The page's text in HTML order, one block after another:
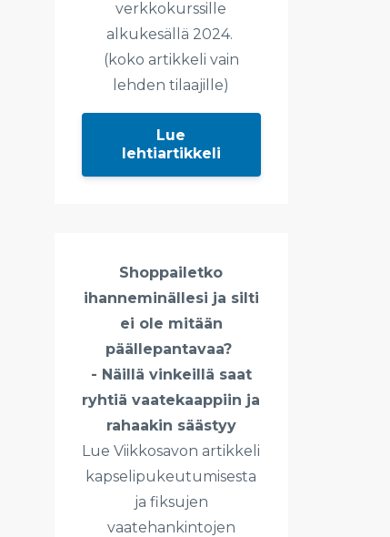
verkkokurssille
alkukesällä 2024.
(koko artikkeli vain
lehden tilaajille)
Lue
lehtiartikkeli
Shoppailetko
ihanneminällesi ja silti
ei ole mitään
päällepantavaa?
- Näillä vinkeillä saat
ryhtiä vaatekaappiin ja
rahaakin säästyy
Lue Viikkosavon artikkeli
kapselipukeutumisesta
ja fiksujen
vaatehankintojen